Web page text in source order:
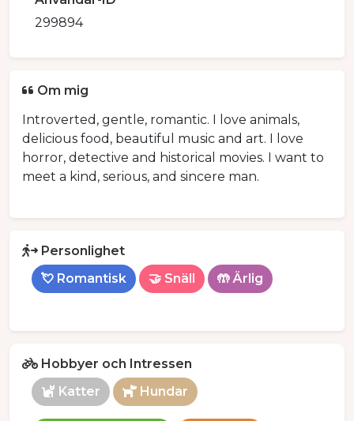
299894
Om mig
Introverted, gentle, romantic. I love animals,
delicious food, beautiful music and art. I love
horror, detective and historical movies. I want to
meet a kind, serious, and sincere man.
Personlighet
💘 Romantisk
🤝 Snäll 🤲 Ärlig
Hobbyer och Intressen
Katter
Hundar